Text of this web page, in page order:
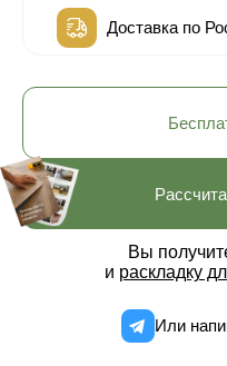
Доставка по
Вы
и раскладку
Или